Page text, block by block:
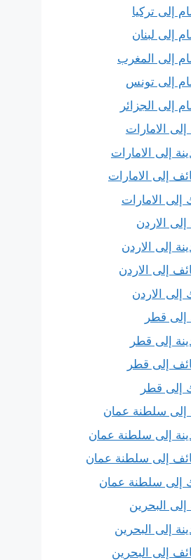
إلى تركيا
إلى لبنان
إلى المغرب
إلى تونس
إلى الجزائر
الامارات
إلى الامارات
إلى الامارات
الامارات
الاردن
إلى الاردن
إلى الاردن
الاردن
قطر
إلى قطر
إلى قطر
إلى قطر
سلطنة عمان
إلى سلطنة عمان
إلى سلطنة عمان
إلى سلطنة عمان
البحرين
إلى البحرين
إلى البحرين